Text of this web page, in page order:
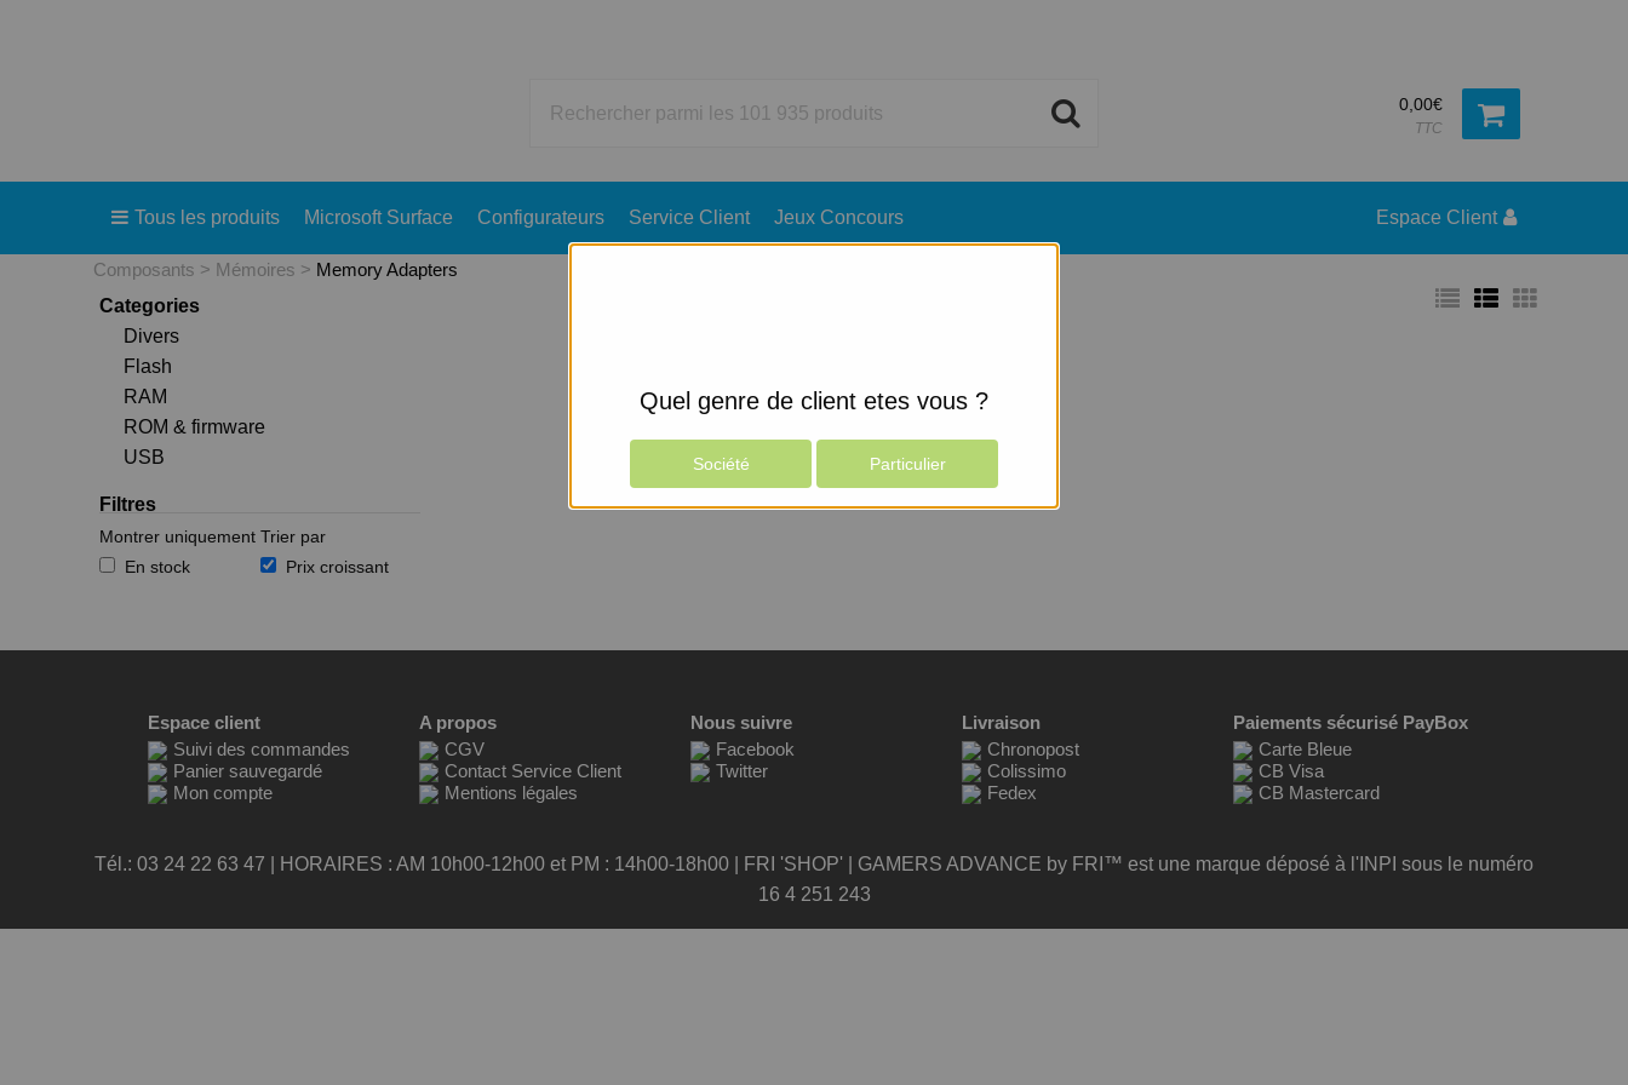
0,00€
TTC
Tous les produits Microsoft Surface Configurateurs Service Client Jeux Concours Espace Client
Composants Mémoires
Memory Adapters
Categories
Divers
Flash
RAM
ROM & firmware
USB
Filtres
Montrer uniquement
En stock
Trier par
Prix croissant
Espace client
Suivi des commandes
Panier sauvegardé
Mon compte
A propos
CGV
Contact Service Client
Mentions légales
Nous suivre
Facebook
Twitter
Livraison
Chronopost
Colissimo
Fedex
Paiements sécurisé PayBox
Carte Bleue
CB Visa
CB Mastercard
Tél.: 03 24 22 63 47 | HORAIRES : AM 10h00-12h00 et PM : 14h00-18h00 | FRI 'SHOP' | GAMERS ADVANCE by FRI™ est une marque déposé à l'INPI sous le numéro
16 4 251 243
Quel genre de client etes vous ?
Société Particulier